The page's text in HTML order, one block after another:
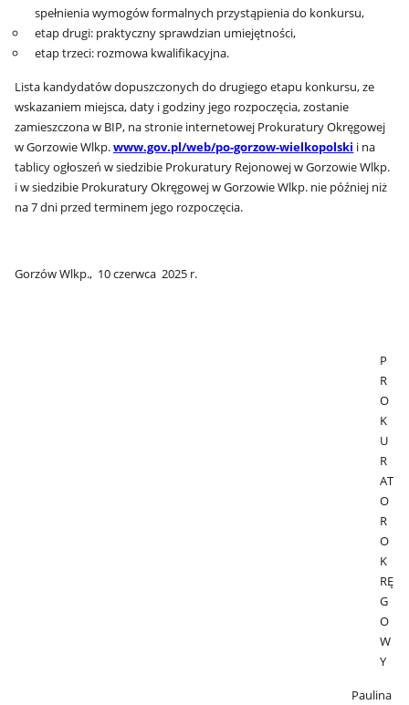
spełnienia wymogów formalnych przystąpienia do konkursu,
etap drugi: praktyczny sprawdzian umiejętności,
etap trzeci: rozmowa kwalifikacyjna.
Lista kandydatów dopuszczonych do drugiego etapu konkursu, ze
wskazaniem miejsca, daty i godziny jego rozpoczęcia, zostanie
zamieszczona w BIP, na stronie internetowej Prokuratury Okręgowej
w Gorzowie Wlkp.www.gov.pl/web/po-gorzow-wielkopolski i na
tablicy ogłoszeń w siedzibie Prokuratury Rejonowej w Gorzowie Wlkp.
i w siedzibie Prokuratury Okręgowej w Gorzowie Wlkp. nie później niż
na 7 dni przed terminem jego rozpoczęcia.
Gorzów Wlkp., 10 czerwca 2025 r.
P
R
O
K
U
R
AT
O
R
O
K
RĘ
G
O
W
Y
Paulina